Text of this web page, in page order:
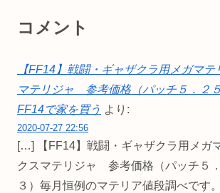
コメント
【FF14】戦闘・ギャザクラ用メガマ
マテリジャ 参考価格（パッチ５．２
FF14で家を買う より:
2020-07-27 22:56
[…] 【FF14】戦闘・ギャザクラ用メ
クスマテリジャ 参考価格（パッチ５
３）毎月恒例のマテリア値段調べです